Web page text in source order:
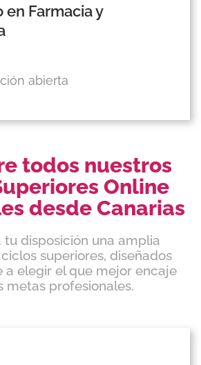
en Farmacia y
abierta
todos nuestros
Online
desde Canarias
tu disposición una amplia
superiores, diseñados
a elegir el que mejor encaje
metas profesionales.